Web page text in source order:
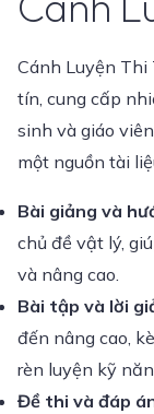
Cánh Luyện Thi
tín, cung cấp
sinh và giáo
một nguồn tài
Bài giảng và
chủ đề vật lý,
và nâng cao.
Bài tập và lời
đến nâng cao,
rèn luyện kỹ
Đề thi và đáp